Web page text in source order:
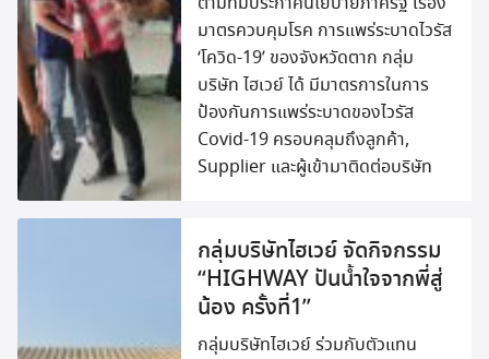
มาตรควบคุมโรค การแพร่ระบาดไวรัส
‘โควิด-19’ ของจังหวัดตาก กลุ่ม
บริษัท ไฮเวย์ ได้ มีมาตรการในการ
ป้องกันการแพร่ระบาดของไวรัส
Covid-19 ครอบคลุมถึงลูกค้า,
Supplier และผู้เข้ามาติดต่อบริษัท
กลุ่มบริษัทไฮเวย์ จัดกิจกรรม
“HIGHWAY ปันน้ำใจจากพี่สู่
น้อง ครั้งที่1”
กลุ่มบริษัทไฮเวย์ ร่วมกับตัวแทน